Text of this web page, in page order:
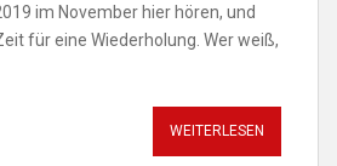
im November hier hören, und
für eine Wiederholung. Wer weiß,
WEITERLESEN